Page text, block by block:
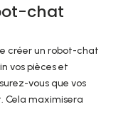
chat
créer un robot-chat
vos pièces et
vous que vos
Cela maximisera